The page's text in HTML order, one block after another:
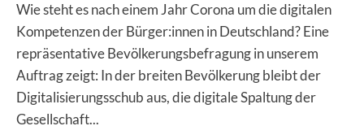
Wie steht es nach einem Jahr Corona um die digitalen
Kompetenzen der Bürger:innen in Deutschland? Eine
repräsentative Bevölkerungsbefragung in unserem
Auftrag zeigt: In der breiten Bevölkerung bleibt der
Digitalisierungsschub aus, die digitale Spaltung der
Gesellschaft...